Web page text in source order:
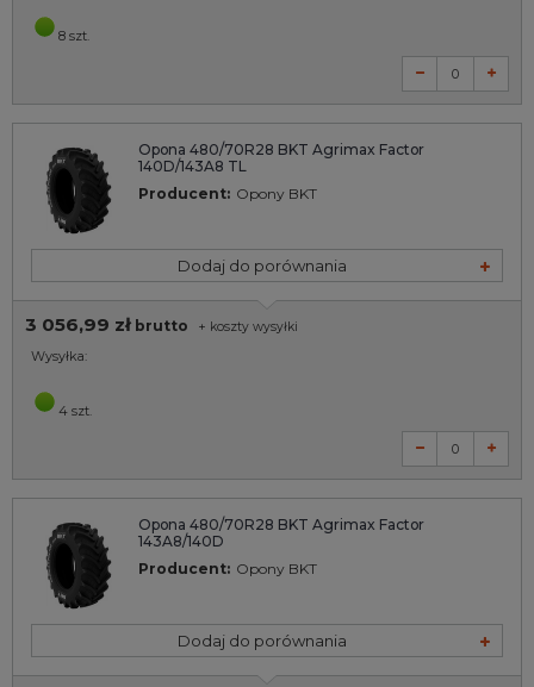
8 szt.
Opona 480/70R28 BKT Agrimax Factor
140D/143A8 TL
Producent: Opony BKT
Dodaj do porównania
3 056,99 zł brutto + koszty wysyłki
Wysyłka:
4 szt.
Opona 480/70R28 BKT Agrimax Factor
143A8/140D
Producent: Opony BKT
Dodaj do porównania